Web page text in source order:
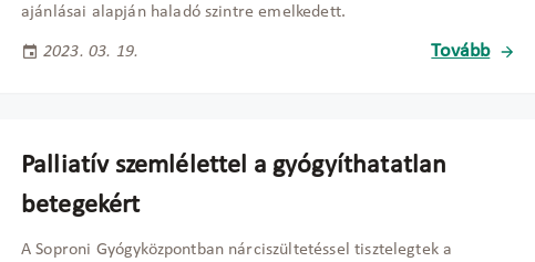
ajánlásai alapján haladó szintre emelkedett.
2023. 03. 19. Tovább
Palliatív szemlélettel a gyógyíthatatlan
betegekért
A Soproni Gyógyközpontban nárciszültetéssel tisztelegtek a